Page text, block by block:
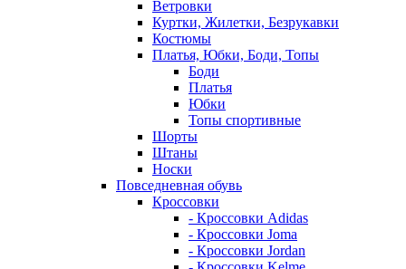
Ветровки
Куртки, Жилетки, Безрукавки
Костюмы
Платья, Юбки, Боди, Топы
Боди
Платья
Юбки
Топы спортивные
Шорты
Штаны
Носки
Повседневная обувь
Кроссовки
- Кроссовки Adidas
- Кроссовки Joma
- Кроссовки Jordan